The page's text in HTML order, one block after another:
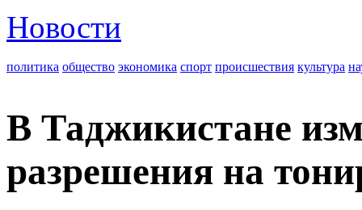
Новости
политика общество экономика спорт происшествия культура
В Таджикистане
разрешения на